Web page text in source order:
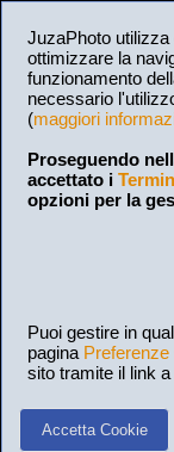
JuzaPhoto
ottimizzare la
funzionamento
necessario
(maggiori
Proseguendo
accettato i
opzioni per la
Puoi gestire in
pagina
sito tramite il link
Accetta Cookie